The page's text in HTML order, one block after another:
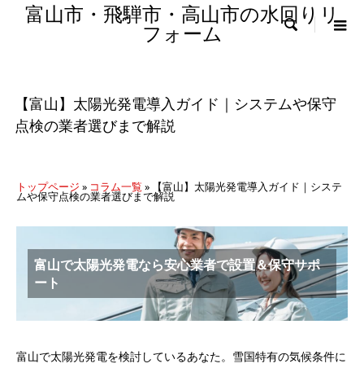
富山市・飛騨市・高山市の水回りリ
フォーム

【富山】太陽光発電導入ガイド｜システムや保守
点検の業者選びまで解説
トップページ » コラム一覧 » 【富山】太陽光発電導入ガイド｜システ
ムや保守点検の業者選びまで解説
富山で太陽光発電なら安心業者で設置＆保守サポ
ート
富山で太陽光発電を検討しているあなた。雪国特有の気候条件に